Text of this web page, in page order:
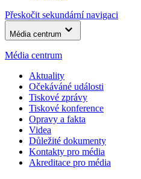
Přeskočit sekundární navigaci
Média centrum
Média centrum
Aktuality
Očekáváné události
Tiskové zprávy
Tiskové konference
Opravy a fakta
Videa
Důležité dokumenty
Kontakty pro média
Akreditace pro média